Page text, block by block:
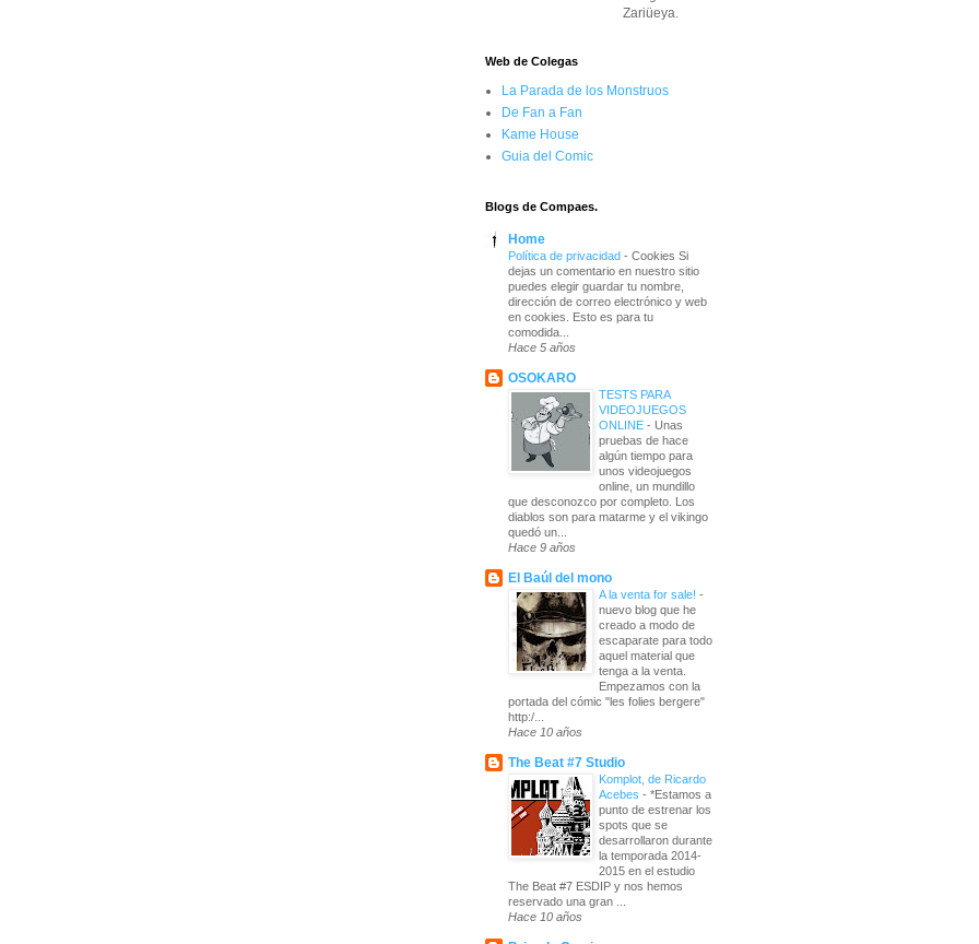
Zariüeya.
Web de Colegas
La Parada de los Monstruos
De Fan a Fan
Kame House
Guia del Comic
Blogs de Compaes.
Home
Política de privacidad - Cookies Si
dejas un comentario en nuestro sitio
puedes elegir guardar tu nombre,
dirección de correo electrónico y web
en cookies. Esto es para tu
comodida...
Hace 5 años
OSOKARO
TESTS PARA
VIDEOJUEGOS
ONLINE - Unas
pruebas de hace
algún tiempo para
unos videojuegos
online, un mundillo
que desconozco por completo. Los
diablos son para matarme y el vikingo
quedó un...
Hace 9 años
El Baúl del mono
A la venta for sale! -
nuevo blog que he
creado a modo de
escaparate para todo
aquel material que
tenga a la venta.
Empezamos con la
portada del cómic "les folies bergere"
http:/...
Hace 10 años
The Beat #7 Studio
Komplot, de Ricardo
Acebes - *Estamos a
punto de estrenar los
spots que se
desarrollaron durante
la temporada 2014-
2015 en el estudio
The Beat #7 ESDIP y nos hemos
reservado una gran ...
Hace 10 años